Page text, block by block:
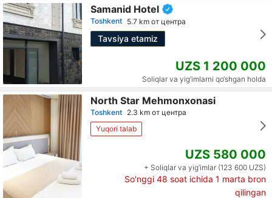
Samanid Hotel
Toshkent 5.7 km от центра
Tavsiya etamiz
UZS 1 200 000
Soliqlar va yig‘imlarni qo‘shgan holda
North Star Mehmonxonasi
Toshkent 2.3 km от центра
Yuqori talab
UZS 580 000
+ Soliqlar va yig‘imlar (123 600 UZS)
So'nggi 48 soat ichida 1 marta bron
qilingan